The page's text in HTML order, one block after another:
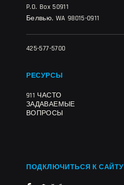
P.O. Box 50911
Белвью, WA 98015-0911
425-577-5700
РЕСУРСЫ
911 ЧАСТО
ЗАДАВАЕМЫЕ
ВОПРОСЫ
ПОДКЛЮЧИТЬСЯ К САЙТУ